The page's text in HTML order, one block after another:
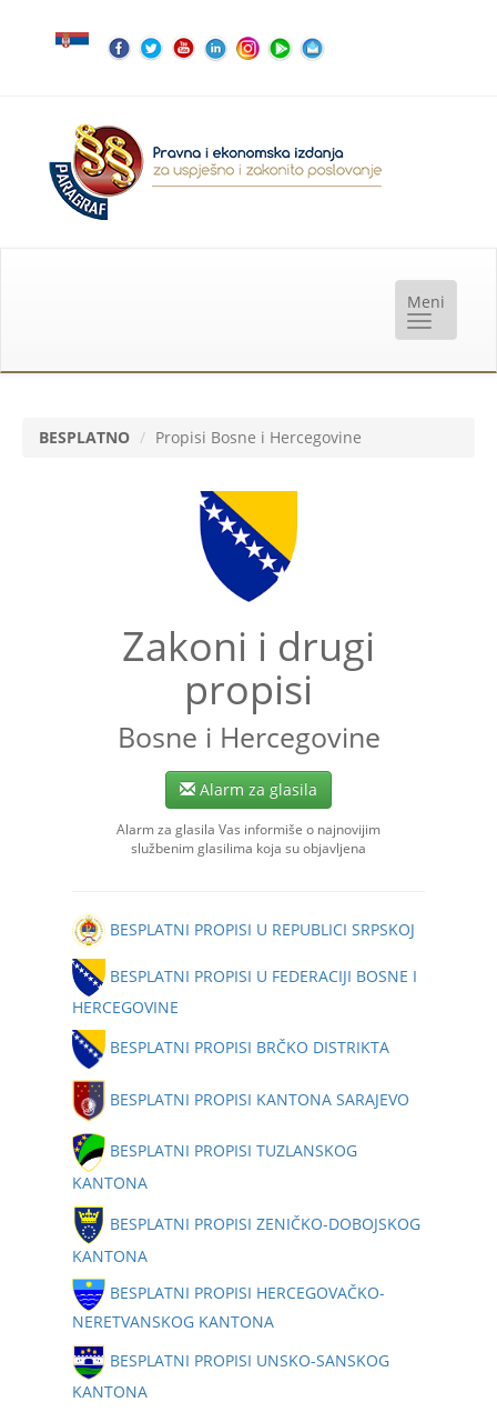
BESPLATNO Propisi Bosne i Hercegovine
Zakoni i drugi
propisi
Bosne i Hercegovine
Alarm za glasila
Alarm za glasila Vas informiše o najnovijim
službenim glasilima koja su objavljena
BESPLATNI PROPISI U REPUBLICI SRPSKOJ
BESPLATNI PROPISI U FEDERACIJI BOSNE I
HERCEGOVINE
BESPLATNI PROPISI BRČKO DISTRIKTA
BESPLATNI PROPISI KANTONA SARAJEVO
BESPLATNI PROPISI TUZLANSKOG
KANTONA
BESPLATNI PROPISI ZENIČKO-DOBOJSKOG
KANTONA
BESPLATNI PROPISI HERCEGOVAČKO-
NERETVANSKOG KANTONA
BESPLATNI PROPISI UNSKO-SANSKOG
KANTONA